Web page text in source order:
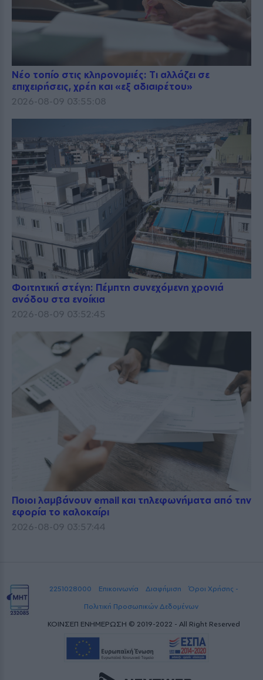
Νέο τοπίο στις κληρονομιές: Τι αλλάζει σε
επιχειρήσεις, χρέη και «εξ αδιαιρέτου»
2026-08-09 03:55:08
Φοιτητική στέγη: Πέμπτη συνεχόμενη χρονιά
ανόδου στα ενοίκια
2026-08-09 03:52:45
Ποιοι λαμβάνουν email και τηλεφωνήματα από την
εφορία το καλοκαίρι
2026-08-09 03:57:44
2251028000 Επικοινωνία Διαφήμιση
Όροι Χρήσης -
Πολιτική Προσωπικών Δεδομένων
ΚΟΙΝΣΕΠ ΕΝΗΜΕΡΩΣΗ © 2019-2022 - All Right Reserved